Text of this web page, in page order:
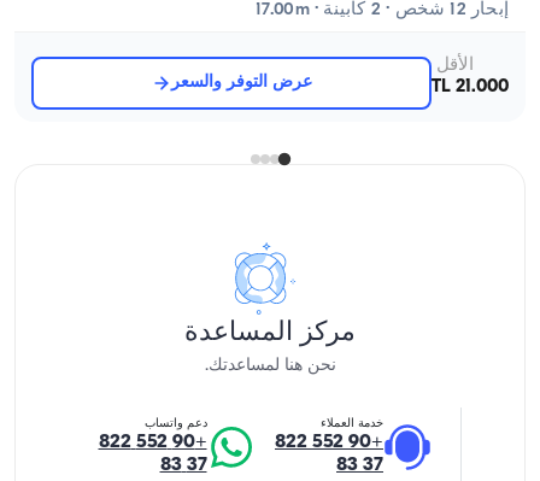
إبحار 12 شخص · 2 كابينة · 17.00m
الأقل
21.000 TL
عرض التوفر والسعر
مركز المساعدة
نحن هنا لمساعدتك.
خدمة العملاء
+90 552 822
37 83
دعم واتساب
+90 552 822
37 83